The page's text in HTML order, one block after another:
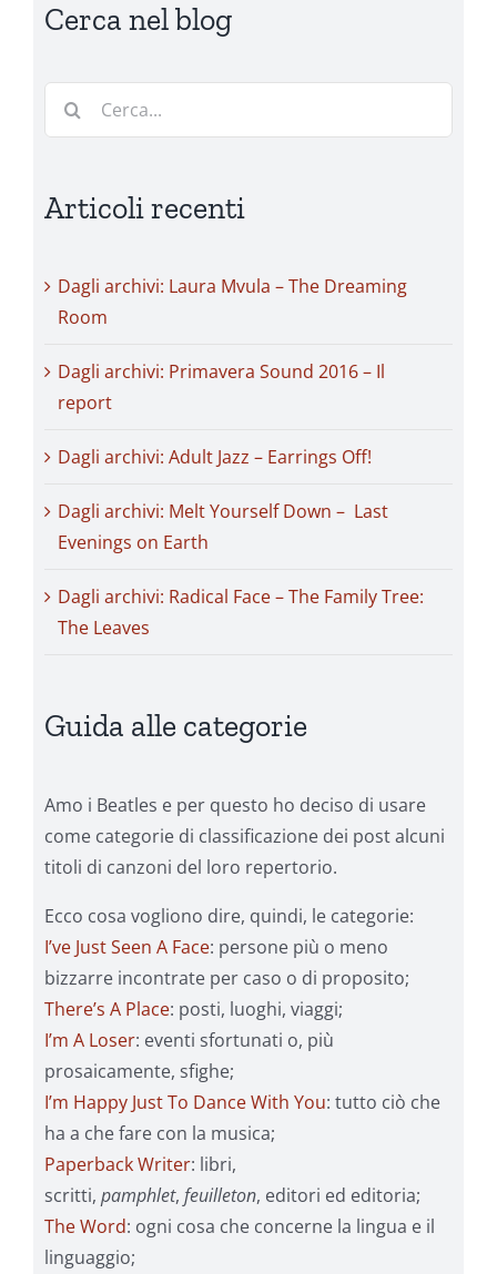
Cerca nel blog
Cerca
Articoli recenti
Dagli archivi: Laura Mvula – The Dreaming
Room
Dagli archivi: Primavera Sound 2016 – Il
report
Dagli archivi: Adult Jazz – Earrings Off!
Dagli archivi: Melt Yourself Down – Last
Evenings on Earth
Dagli archivi: Radical Face – The Family Tree:
The Leaves
Guida alle categorie
Amo i Beatles e per questo ho deciso di usare
come categorie di classificazione dei post alcuni
titoli di canzoni del loro repertorio.
Ecco cosa vogliono dire, quindi, le categorie:
I’ve Just Seen A Face: persone più o meno
bizzarre incontrate per caso o di proposito;
There’s A Place: posti, luoghi, viaggi;
I’m A Loser: eventi sfortunati o, più
prosaicamente, sfighe;
I’m Happy Just To Dance With You: tutto ciò che
ha a che fare con la musica;
Paperback Writer: libri,
scritti, pamphlet, feuilleton, editori ed editoria;
The Word: ogni cosa che concerne la lingua e il
linguaggio;